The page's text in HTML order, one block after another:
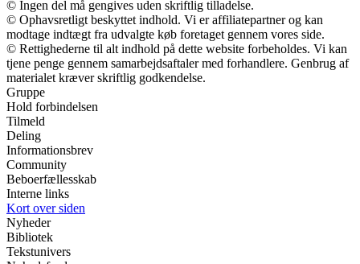
© Ingen del må gengives uden skriftlig tilladelse.
© Ophavsretligt beskyttet indhold. Vi er affiliatepartner og kan
modtage indtægt fra udvalgte køb foretaget gennem vores side.
© Rettighederne til alt indhold på dette website forbeholdes. Vi kan
tjene penge gennem samarbejdsaftaler med forhandlere. Genbrug af
materialet kræver skriftlig godkendelse.
Gruppe
Hold forbindelsen
Tilmeld
Deling
Informationsbrev
Community
Beboerfællesskab
Interne links
Kort over siden
Nyheder
Bibliotek
Tekstunivers